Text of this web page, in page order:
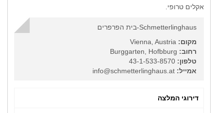
אקלים טרופי.
Schmetterlinghaus-בית הפרפרים
מקום:
רחוב:
טלפון:
אמייל:
דירוגי המלצה